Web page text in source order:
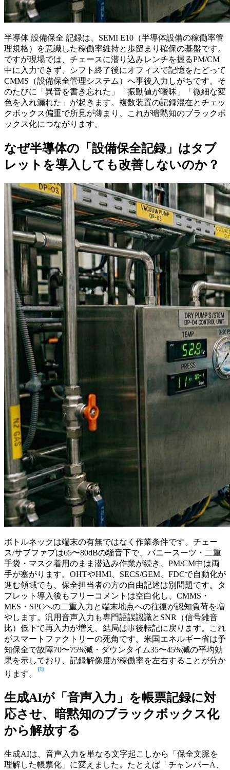
半導体 設備保全 記録は、SEMI E10（半導体設備の稼働率管
理規格）を意識した稼働率維持と歩留まり確保の基盤です。
ですが現場では、チェースに潜り込みレンチを握るPM/CM
中に入力できず、シフト終了後にオフィスで記憶をたどって
CMMS（設備保全管理システム）へ事後入力しがちです。そ
のたびに「異音を書き忘れた」「振動値が曖昧」「微細な変
色を入れ漏れた」が起きます。複数装置の記録混在とチェッ
クボックス偏重で所見が薄まり、これが暗黙知のブラックボ
ックス化につながります。
なぜ半導体の「設備保全記録」はタブ
レットを導入しても改善しないのか？
ボトルネックは端末の有無ではなく作業条件です。チェー
ス/サブファブは65〜80dBの騒音下で、バニースーツ・二重
手袋・マスク着用のまま潜込み作業が続き、PM/CM中は両
手が塞がります。OHTやHMI、SECS/GEM、FDCで自動化が
進む領域でも、保全担当者の方の自由記述は別問題です。タ
ブレット導入後もフリーコメントは空白化し、CMMS・
MES・SPCへの二重入力と端末地点への往復が認知負荷を増
やします。汎用音声入力も専門語誤認識とSNR（信号雑音
比）低下で再入力が増え、結局は事後転記に戻ります。これ
がスマートファクトリーの死角です。米国エネルギー省は予
知保全で故障70〜75%減・ダウンタイム35〜45%減の平均効
果を示しており、記録解像度が稼働率を左右することが分か
ります。
[1]
生成AIが「音声入力」を帳票記録に対
応させ、暗黙知のブラックボックス化
から解放する
生成AIは、音声入力を単なる文字起こしから「保全文脈を
理解した帳票化」に変えました。たとえば「チャンバーA、